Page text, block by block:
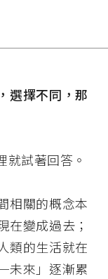
選擇不同，那
試著回答。
相關的概念本
在變成過去；
類的生活就在
未來」逐漸累